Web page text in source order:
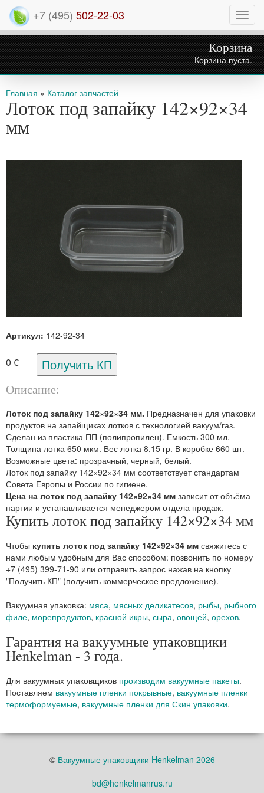
+7 (495) 502-22-03
Корзина
Корзина пуста.
Вы здесь
Главная » Каталог запчастей
Лоток под запайку 142×92×34
мм
Артикул: 142-92-34
0 €
Описание:
Лоток под запайку 142×92×34 мм. Предназначен для упаковки
продуктов на запайщиках лотков с технологией вакуум/газ.
Сделан из пластика ПП (полипропилен). Емкость 300 мл.
Толщина лотка 650 мкм. Вес лотка 8,15 гр. В коробке 660 шт.
Возможные цвета: прозрачный, черный, белый.
Лоток под запайку 142×92×34 мм соответствует стандартам
Совета Европы и России по гигиене.
Цена на лоток под запайку 142×92×34 мм зависит от объёма
партии и устанавливается менеджером отдела продаж.
Купить лоток под запайку 142×92×34 мм
Чтобы купить лоток под запайку 142×92×34 мм свяжитесь с
нами любым удобным для Вас способом: позвонить по номеру
+7 (495) 399-71-90 или отправить запрос нажав на кнопку
"Получить КП" (получить коммерческое предложение).
Вакуумная упаковка: мяса, мясных деликатесов, рыбы, рыбного
филе, морепродуктов, красной икры, сыра, овощей, орехов.
Гарантия на вакуумные упаковщики
Henkelman - 3 года.
Для вакуумных упаковщиков производим вакуумные пакеты.
Поставляем вакуумные пленки покрывные, вакуумные пленки
термоформуемые, вакуумные пленки для Скин упаковки.
© Вакуумные упаковщики Henkelman 2026
bd@henkelmanrus.ru